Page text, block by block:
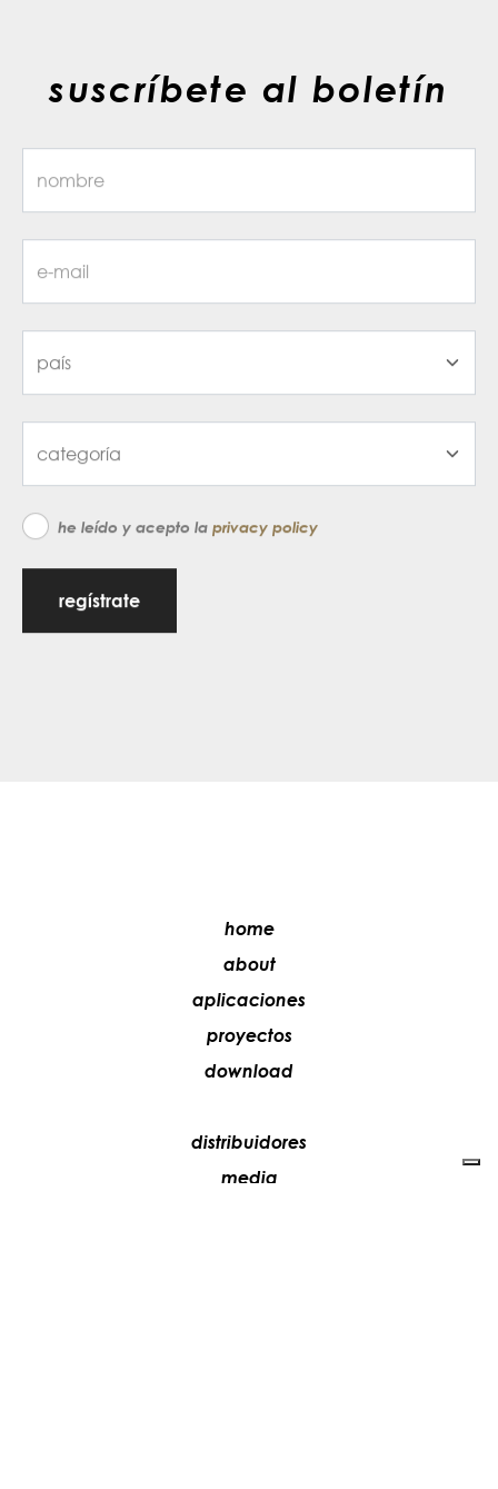
suscríbete al boletín
he leído y acepto la privacy policy
regístrate
home
about
aplicaciones
proyectos
download
distribuidores
media